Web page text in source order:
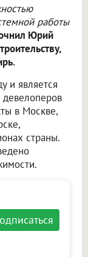
работы
Юрий
и является
в Москве,
страны.